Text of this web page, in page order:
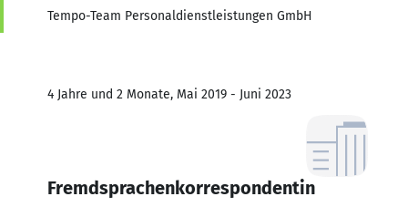
Tempo-Team Personaldienstleistungen GmbH
4 Jahre und 2 Monate, Mai 2019 - Juni 2023
Fremdsprachenkorrespondentin